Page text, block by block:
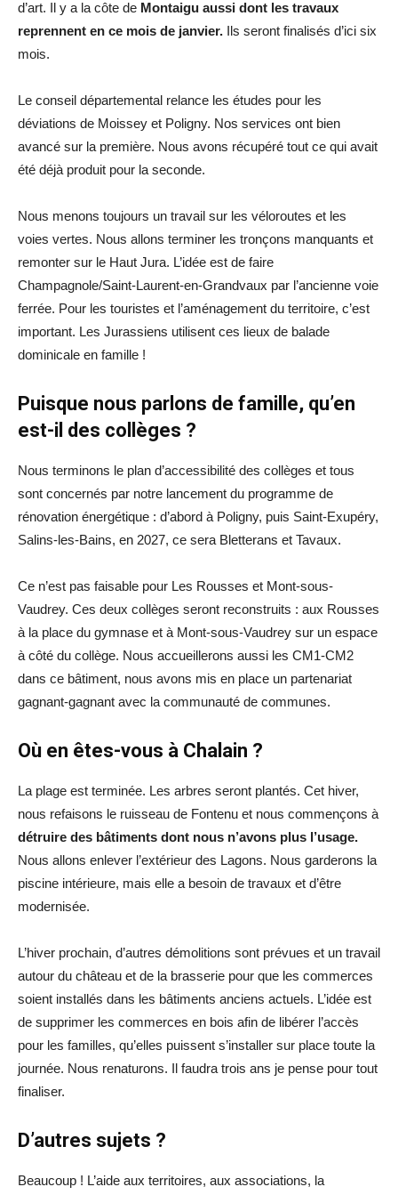
d’art. Il y a la côte de Montaigu aussi dont les travaux
reprennent en ce mois de janvier. Ils seront finalisés d’ici six
mois.
Le conseil départemental relance les études pour les
déviations de Moissey et Poligny. Nos services ont bien
avancé sur la première. Nous avons récupéré tout ce qui avait
été déjà produit pour la seconde.
Nous menons toujours un travail sur les véloroutes et les
voies vertes. Nous allons terminer les tronçons manquants et
remonter sur le Haut Jura. L’idée est de faire
Champagnole/Saint-Laurent-en-Grandvaux par l’ancienne voie
ferrée. Pour les touristes et l’aménagement du territoire, c’est
important. Les Jurassiens utilisent ces lieux de balade
dominicale en famille !
Puisque nous parlons de famille, qu’en
est-il des collèges ?
Nous terminons le plan d’accessibilité des collèges et tous
sont concernés par notre lancement du programme de
rénovation énergétique : d’abord à Poligny, puis Saint-Exupéry,
Salins-les-Bains, en 2027, ce sera Bletterans et Tavaux.
Ce n’est pas faisable pour Les Rousses et Mont-sous-
Vaudrey. Ces deux collèges seront reconstruits : aux Rousses
à la place du gymnase et à Mont-sous-Vaudrey sur un espace
à côté du collège. Nous accueillerons aussi les CM1-CM2
dans ce bâtiment, nous avons mis en place un partenariat
gagnant-gagnant avec la communauté de communes.
Où en êtes-vous à Chalain ?
La plage est terminée. Les arbres seront plantés. Cet hiver,
nous refaisons le ruisseau de Fontenu et nous commençons à
détruire des bâtiments dont nous n’avons plus l’usage.
Nous allons enlever l’extérieur des Lagons. Nous garderons la
piscine intérieure, mais elle a besoin de travaux et d’être
modernisée.
L’hiver prochain, d’autres démolitions sont prévues et un travail
autour du château et de la brasserie pour que les commerces
soient installés dans les bâtiments anciens actuels. L’idée est
de supprimer les commerces en bois afin de libérer l’accès
pour les familles, qu’elles puissent s’installer sur place toute la
journée. Nous renaturons. Il faudra trois ans je pense pour tout
finaliser.
D’autres sujets ?
Beaucoup ! L’aide aux territoires, aux associations, la